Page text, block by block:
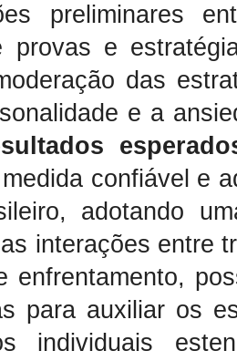
preliminares
provas e
das
e a
confiável e
adotando
interações entre
enfrentamento,
para auxiliar os
individuais